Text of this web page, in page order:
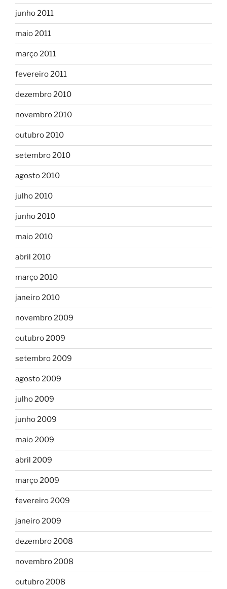
junho 2011
maio 2011
março 2011
fevereiro 2011
dezembro 2010
novembro 2010
outubro 2010
setembro 2010
agosto 2010
julho 2010
junho 2010
maio 2010
abril 2010
março 2010
janeiro 2010
novembro 2009
outubro 2009
setembro 2009
agosto 2009
julho 2009
junho 2009
maio 2009
abril 2009
março 2009
fevereiro 2009
janeiro 2009
dezembro 2008
novembro 2008
outubro 2008